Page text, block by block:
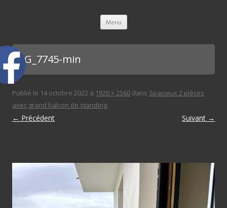
Menu Aller au contenu principal
IMG_7745-min
Publié le 14 octobre 2022 à 1920 × 2560 dans Spacieux 2 pièces
avec grand balcon de standing.
← Précédent Suivant →